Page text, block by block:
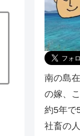
南の島
の嫁、
約5年で
社畜の